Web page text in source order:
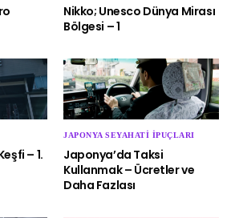
Nikko; Unesco Dünya Mirası
Bölgesi – 1
– 1.
JAPONYA SEYAHATI İPUÇLARI
Japonya’da Taksi
Kullanmak – Ücretler ve
Daha Fazlası